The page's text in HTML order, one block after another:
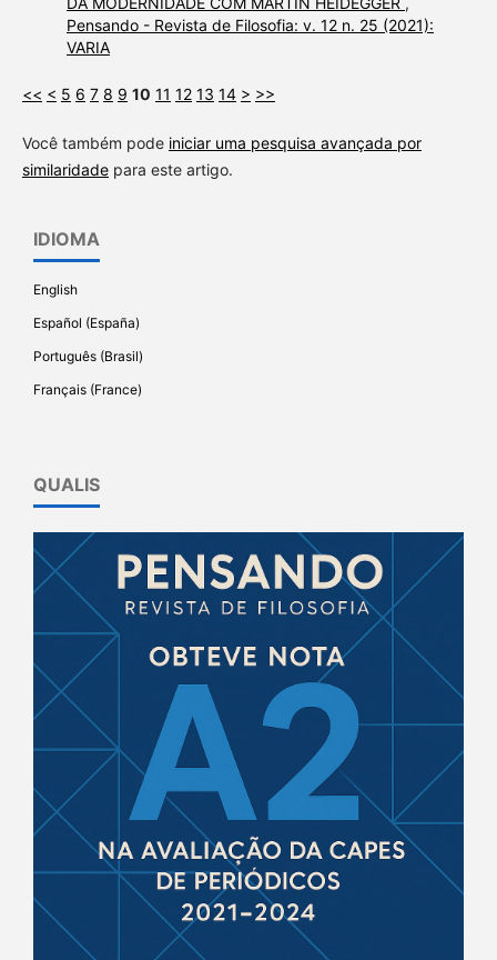
Pensando - Revista de Filosofia: v. 12 n. 25 (2021):
VARIA
<< < 5 6 7 8 9 10 11 12 13 14 > >>
Você também pode iniciar uma pesquisa avançada por
similaridadepara este artigo.
IDIOMA
English
Español (España)
Português (Brasil)
Français (France)
QUALIS